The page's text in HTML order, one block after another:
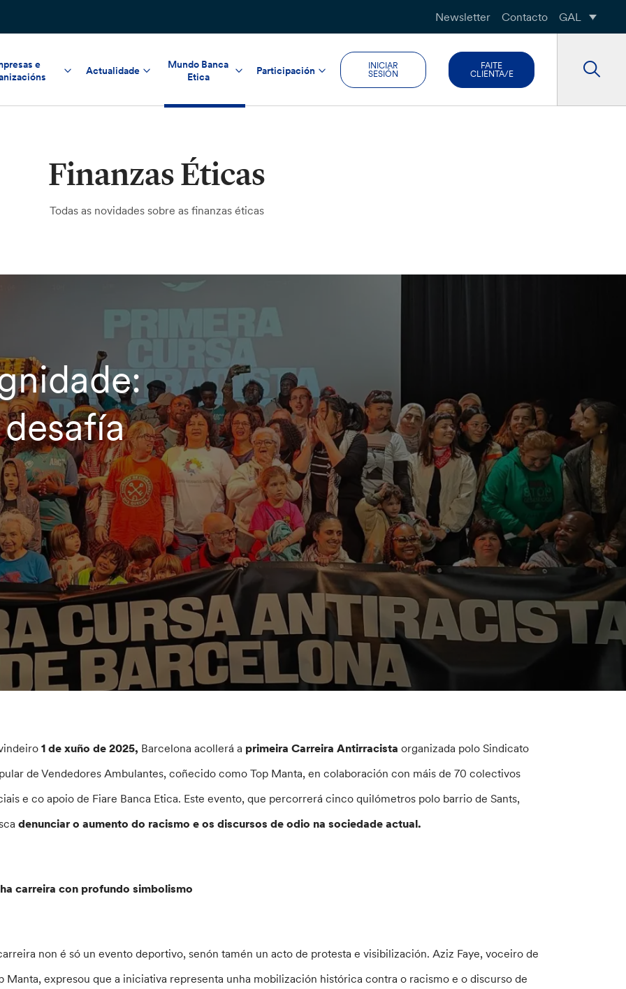
Newsletter Contacto GAL
e
Actualidade
Mundo Banca
Etica
Participación
INICIAR
SESIÓN
FAITE
CLIENTA/E
Finanzas Éticas
Todas as novidades sobre as finanzas éticas
1 de xuño de 2025, Barcelona acollerá a primeira Carreira Antirracistaorganizada polo Sindicato
de Vendedores Ambulantes, coñecido como Top Manta, en colaboración con máis de 70 colectivos
e co apoio de Fiare Banca Etica. Este evento, que percorrerá cinco quilómetros polo barrio de Sants,
denunciar o aumento do racismo e os discursos de odio na sociedade actual.
carreira con profundo simbolismo
non é só un evento deportivo, senón tamén un acto de protesta e visibilización. Aziz Faye, voceiro de
Manta, expresou que a iniciativa representa unha mobilización histórica contra o racismo e o discurso de